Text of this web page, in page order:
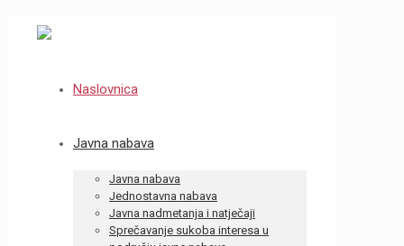
Naslovnica
Javna nabava
Javna nabava
Jednostavna nabava
Javna nadmetanja i natječaji
Sprečavanje sukoba interesa u